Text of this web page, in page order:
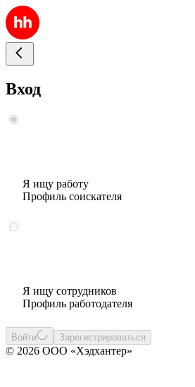
Вход
Я ищу работу
Профиль соискателя
Я ищу сотрудников
Профиль работодателя
Войти Зарегистрироваться
© 2026 ООО «Хэдхантер»